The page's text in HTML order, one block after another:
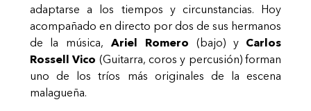
adaptarse a los tiempos y circunstancias. Hoy
acompañado en directo por dos de sus hermanos
de la música,Ariel Romero (bajo) y Carlos
Rossell Vico (Guitarra, coros y percusión) forman
uno de los tríos más originales de la escena
malagueña.